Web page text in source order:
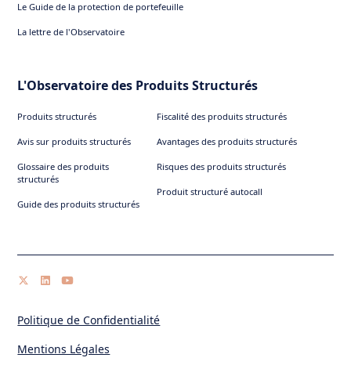
Le Guide de la protection de portefeuille
La lettre de l'Observatoire
L'Observatoire des Produits Structurés
Produits structurés
Avis sur produits structurés
Glossaire des produits
structurés
Guide des produits structurés
Fiscalité des produits structurés
Avantages des produits structurés
Risques des produits structurés
Produit structuré autocall
Politique de Confidentialité
Mentions Légales